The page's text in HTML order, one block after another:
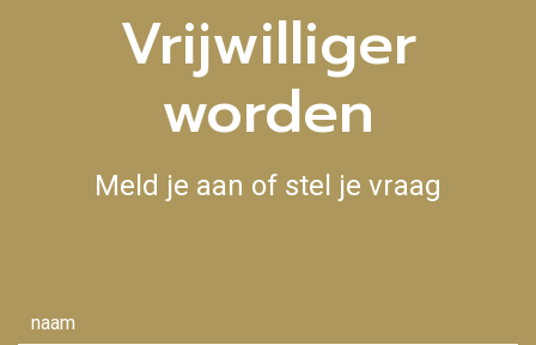
Vrijwilliger
worden
Meld je aan of stel je vraag